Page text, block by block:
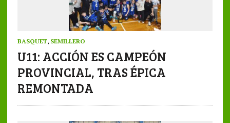
BASQUET, SEMILLERO
U11: ACCIÓN ES CAMPEÓN
PROVINCIAL, TRAS ÉPICA
REMONTADA